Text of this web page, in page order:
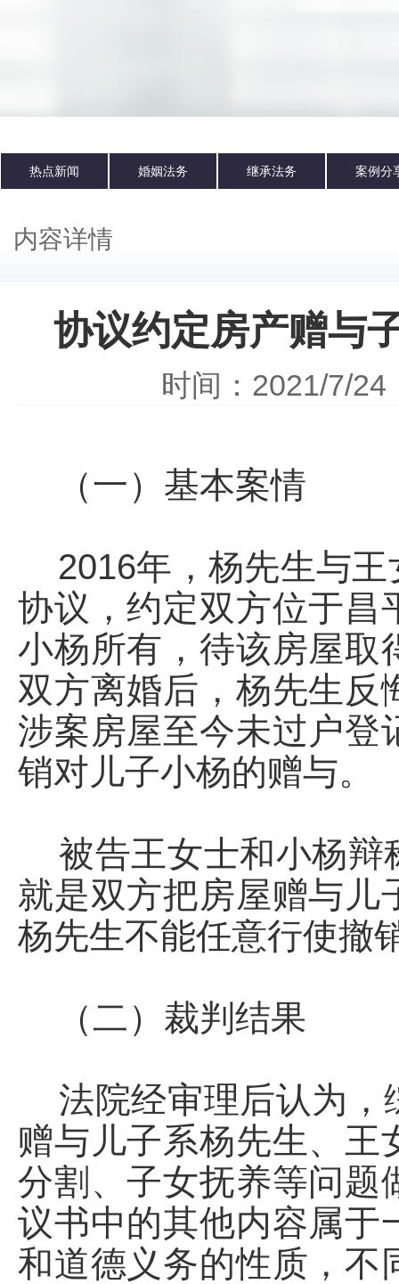
热点新闻 婚姻法务 继承法务 案例分
内容详情
协议约定房产赠与
时间：2021/7/
（一）基本案情
2016年，杨先生与王
协议，约定双方位于昌
小杨所有，待该房屋取
双方离婚后，杨先生反
涉案房屋至今未过户登
销对儿子小杨的赠与。
被告王女士和小杨辩
就是双方把房屋赠与儿
杨先生不能任意行使撤
（二）裁判结果
法院经审理后认为，
赠与儿子系杨先生、王
分割、子女抚养等问题
议书中的其他内容属于
和道德义务的性质，不